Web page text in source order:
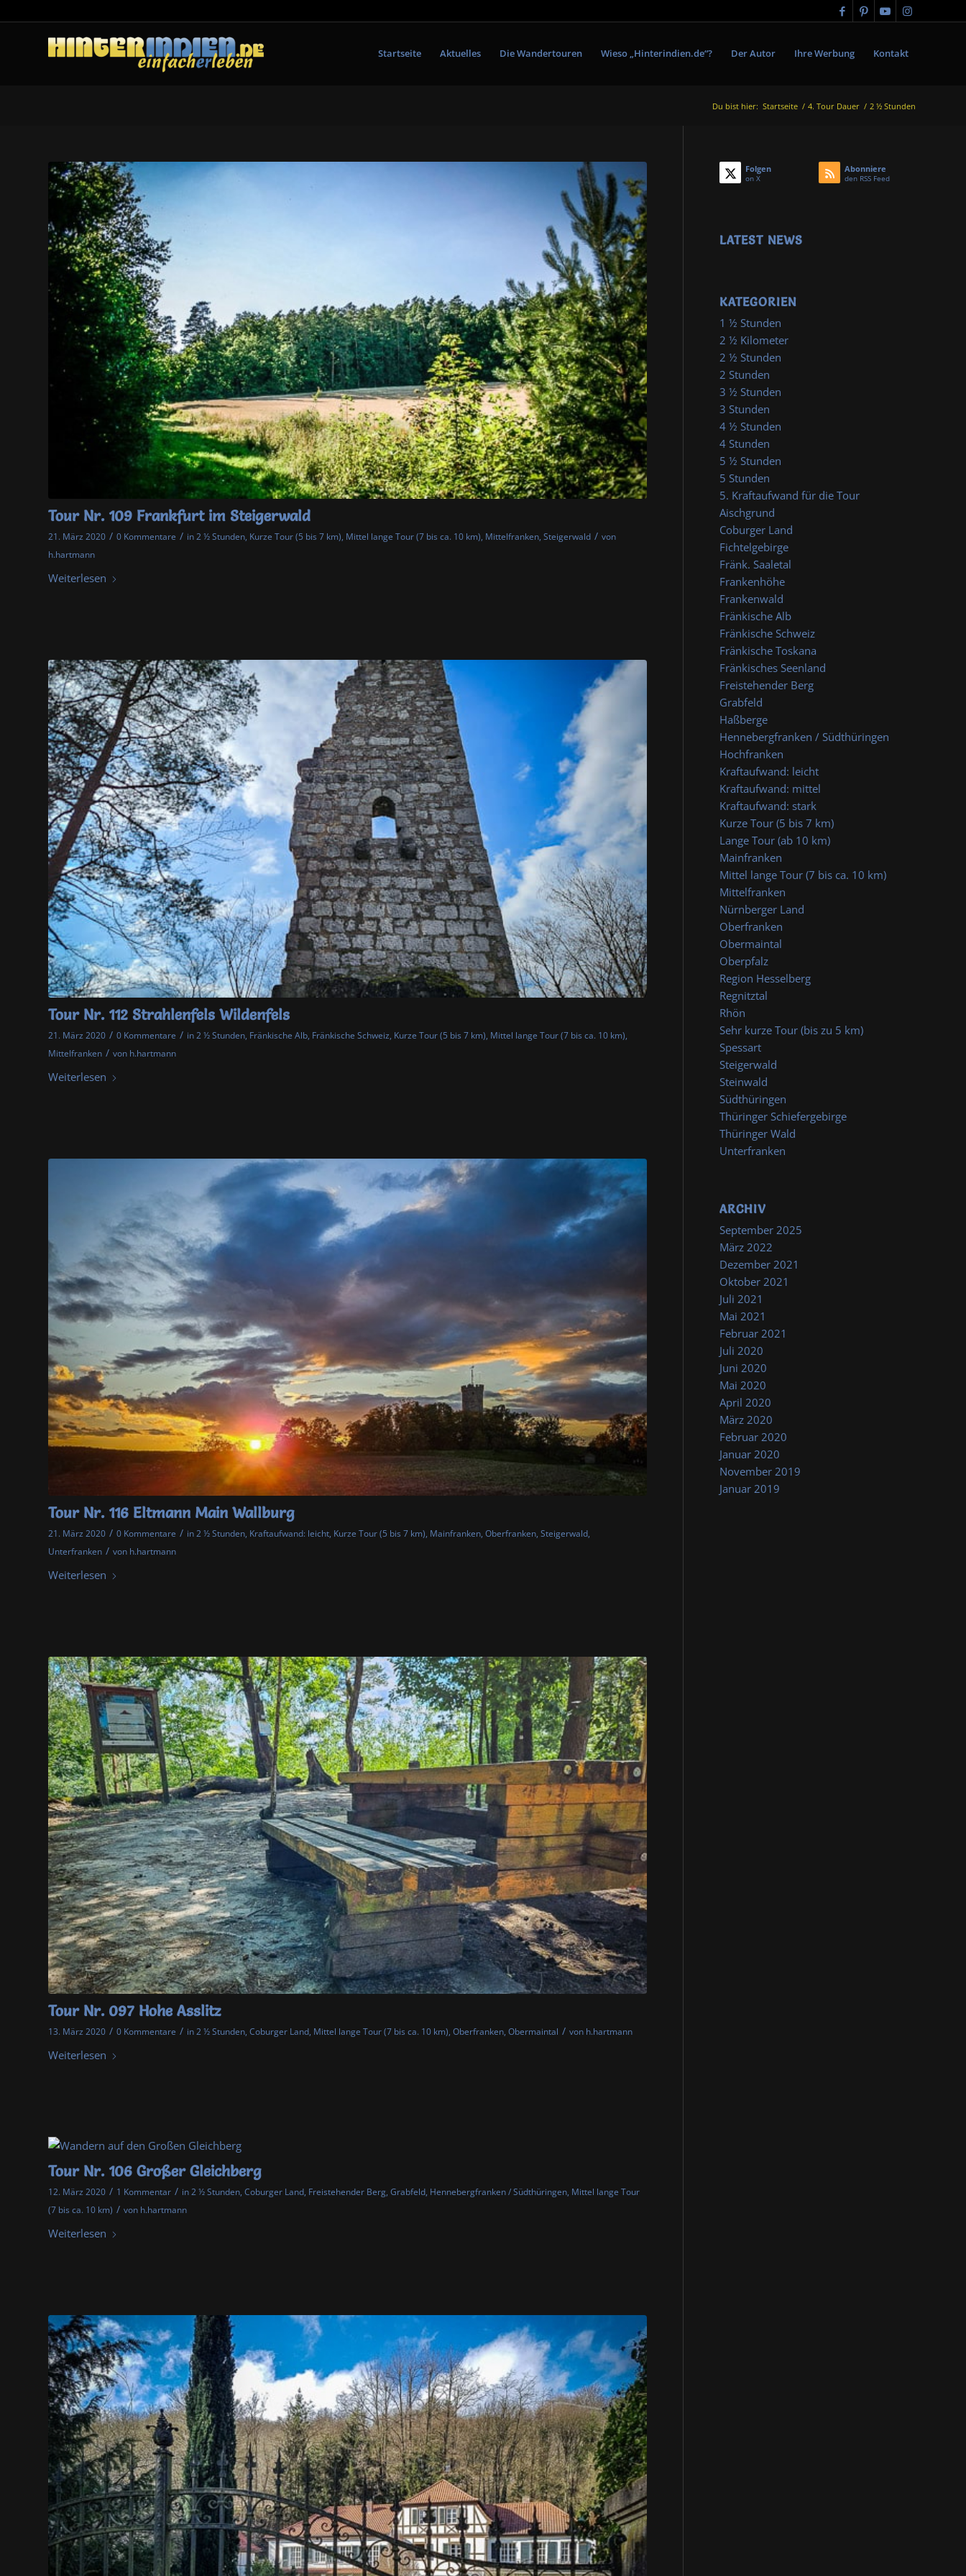
Startseite Aktuelles Die Wandertouren Wieso „Hinterindien.de“? Der Autor Ihre Werbung Kontakt
Du bist hier: Startseite / 4. Tour Dauer / 2 ½ Stunden
Tour Nr. 109 Frankfurt im Steigerwald
21. März 2020 / 0 Kommentare / in2 ½ Stunden, Kurze Tour (5 bis 7 km), Mittel lange Tour (7 bis ca. 10 km), Mittelfranken, Steigerwald / von
h.hartmann
Weiterlesen
Tour Nr. 112 Strahlenfels Wildenfels
21. März 2020 / 0 Kommentare / in2 ½ Stunden, Fränkische Alb, Fränkische Schweiz, Kurze Tour (5 bis 7 km), Mittel lange Tour (7 bis ca. 10 km),
Mittelfranken / von h.hartmann
Weiterlesen
Tour Nr. 116 Eltmann Main Wallburg
21. März 2020 / 0 Kommentare / in2 ½ Stunden, Kraftaufwand: leicht, Kurze Tour (5 bis 7 km), Mainfranken, Oberfranken, Steigerwald,
Unterfranken / von h.hartmann
Weiterlesen
Tour Nr. 097 Hohe Asslitz
13. März 2020 / 0 Kommentare / in2 ½ Stunden, Coburger Land, Mittel lange Tour (7 bis ca. 10 km), Oberfranken, Obermaintal / von h.hartmann
Weiterlesen
Tour Nr. 106 Großer Gleichberg
12. März 2020 / 1 Kommentar / in2 ½ Stunden, Coburger Land, Freistehender Berg, Grabfeld, Hennebergfranken / Südthüringen, Mittel lange Tour
(7 bis ca. 10 km) / von h.hartmann
Weiterlesen
Folgen
on X
Abonniere
den RSS Feed
LATEST NEWS
KATEGORIEN
1 ½ Stunden
2 ½ Kilometer
2 ½ Stunden
2 Stunden
3 ½ Stunden
3 Stunden
4 ½ Stunden
4 Stunden
5 ½ Stunden
5 Stunden
5. Kraftaufwand für die Tour
Aischgrund
Coburger Land
Fichtelgebirge
Fränk. Saaletal
Frankenhöhe
Frankenwald
Fränkische Alb
Fränkische Schweiz
Fränkische Toskana
Fränkisches Seenland
Freistehender Berg
Grabfeld
Haßberge
Hennebergfranken / Südthüringen
Hochfranken
Kraftaufwand: leicht
Kraftaufwand: mittel
Kraftaufwand: stark
Kurze Tour (5 bis 7 km)
Lange Tour (ab 10 km)
Mainfranken
Mittel lange Tour (7 bis ca. 10 km)
Mittelfranken
Nürnberger Land
Oberfranken
Obermaintal
Oberpfalz
Region Hesselberg
Regnitztal
Rhön
Sehr kurze Tour (bis zu 5 km)
Spessart
Steigerwald
Steinwald
Südthüringen
Thüringer Schiefergebirge
Thüringer Wald
Unterfranken
ARCHIV
September 2025
März 2022
Dezember 2021
Oktober 2021
Juli 2021
Mai 2021
Februar 2021
Juli 2020
Juni 2020
Mai 2020
April 2020
März 2020
Februar 2020
Januar 2020
November 2019
Januar 2019